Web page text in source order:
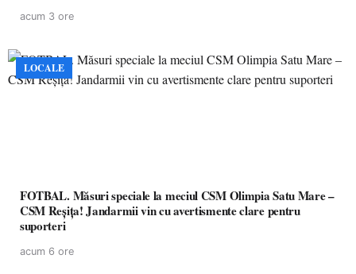
acum 3 ore
LOCALE
FOTBAL. Măsuri speciale la meciul CSM Olimpia Satu Mare –
CSM Reșița! Jandarmii vin cu avertismente clare pentru
suporteri
acum 6 ore